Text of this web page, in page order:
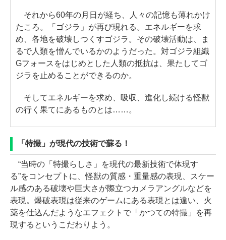
それから60年の月日が経ち、人々の記憶も薄れかけ
たころ。「ゴジラ」が再び現れる。エネルギーを求
め、各地を破壊しつくすゴジラ。その破壊活動は、ま
るで人類を憎んでいるかのようだった。対ゴジラ組織
Gフォースをはじめとした人類の抵抗は、果たしてゴ
ジラを止めることができるのか。
そしてエネルギーを求め、吸収、進化し続ける怪獣
の行く果てにあるものとは……。
「特撮」が現代の技術で蘇る！
“当時の「特撮らしさ」を現代の最新技術で体現す
る”をコンセプトに、怪獣の質感・重量感の表現、スケー
ル感のある破壊や巨大さが際立つカメラアングルなどを
表現。爆破表現は従来のゲームにある表現とは違い、火
薬を仕込んだようなエフェクトで「かつての特撮」を再
現するというこだわりよう。